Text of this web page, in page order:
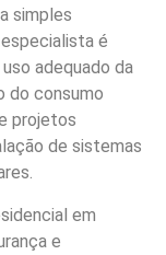
simples
é
adequado da
do consumo
projetos
de sistemas
em
e